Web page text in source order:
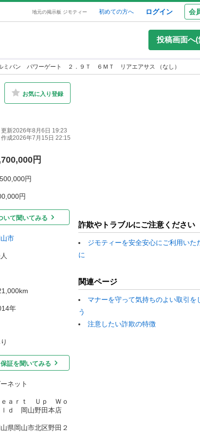
地元の掲示板 ジモティー 初めての方へ ログイン 会
投稿画面へ(
ミバン パワーゲート ２．９Ｔ ６ＭＴ リアエアサス （なし）
お気に入り登録
更新2026年8月6日 19:23
作成2026年7月15日 22:15
円
円
円
いて聞いてみる
市
年
証を聞いてみる
ネット
ｅａｒｔ Ｕｐ Ｗｏ
ｌｄ 岡山野田本店
山県岡山市北区野田２
詐欺やトラブルにご注意ください
ジモティーを安全安心にご利用いた
に
関連ページ
マナーを守って気持ちのよい取引を
う
注意したい詐欺の特徴